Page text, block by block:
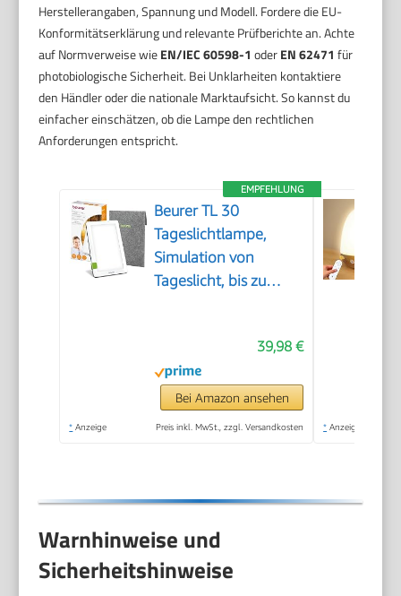
Herstellerangaben, Spannung und Modell. Fordere die EU-
Konformitätserklärung und relevante Prüfberichte an. Achte
auf Normverweise wieEN/IEC 60598-1 oderEN 62471 für
photobiologische Sicherheit. Bei Unklarheiten kontaktiere
den Händler oder die nationale Marktaufsicht. So kannst du
einfacher einschätzen, ob die Lampe den rechtlichen
Anforderungen entspricht.
EMPFEHLUNG
Beurer TL 30
Tageslichtlampe,
Simulation von
Tageslicht, bis zu
flimmer- und UV-freie
LED-Technologie,
Tageslichtleuchte mit
verstellbarer
39,98 €
Bei Amazon ansehen
* Anzeige Preis inkl. MwSt., zzgl. Versandkosten * Anzeige
Warnhinweise und
Sicherheitshinweise